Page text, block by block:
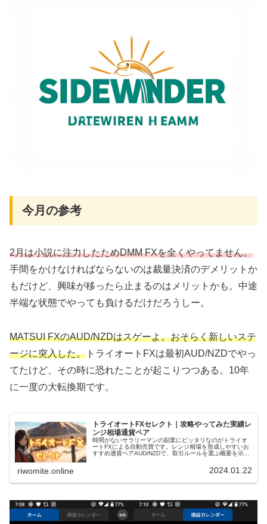
今月の参考
2月は小説に注力したためDMM FXを全くやってません。
手間をかけなければならないのは裁量決済のデメリットか
もだけど、興味が移ったら止まるのはメリットかも。中途
半端な状態でやっても負けるだけだろうしー。
MATSUI FXのAUD/NZDはスゲーよ。おそらく新しいステ
ージに突入した。 トライオートFXは最初AUD/NZDでやっ
てたけど、その時に恐れたことが起こりつつある。10年
に一度の大転換期です。
トライオートFXセレクト｜攻略やってみた実績レ
ンジ相場通貨ペア
時間がないサラリーマンの副業にピッタリなのがトライオ
ートFXによる自動売買です。レンジ相場を形成しやすいお
すすめ通貨ペアAUD/NZDで、取引ルールを選ぶ概要を示し
riwomite.online 2024.01.22